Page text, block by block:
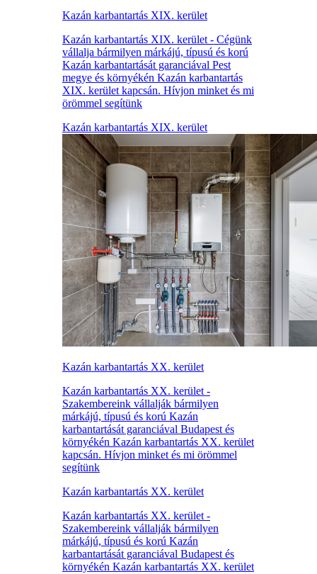
Kazán karbantartás XIX. kerület
Kazán karbantartás XIX. kerület - Cégünk
vállalja bármilyen márkájú, típusú és korú
Kazán karbantartását garanciával Pest
megye és környékén Kazán karbantartás
XIX. kerület kapcsán. Hívjon minket és mi
örömmel segítünk
Kazán karbantartás XIX. kerület
Kazán karbantartás XX. kerület
Kazán karbantartás XX. kerület -
Szakembereink vállalják bármilyen
márkájú, típusú és korú Kazán
karbantartását garanciával Budapest és
környékén Kazán karbantartás XX. kerület
kapcsán. Hívjon minket és mi örömmel
segítünk
Kazán karbantartás XX. kerület
Kazán karbantartás XX. kerület -
Szakembereink vállalják bármilyen
márkájú, típusú és korú Kazán
karbantartását garanciával Budapest és
környékén Kazán karbantartás XX. kerület